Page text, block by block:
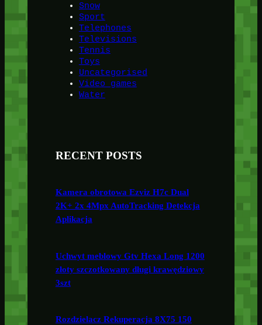
Snow
Sport
Telephones
Televisions
Tennis
Toys
Uncategorised
Video games
Water
RECENT POSTS
Kamera obrotowa Ezviz H7c Dual
2K+ 2x 4Mpx AutoTracking Detekcja
Aplikacja
Uchwyt meblowy Gtv Hexa Long 1200
złoty szczotkowany długi krawędziowy
3szt
Rozdzielacz Rekuperacja 8X75 150